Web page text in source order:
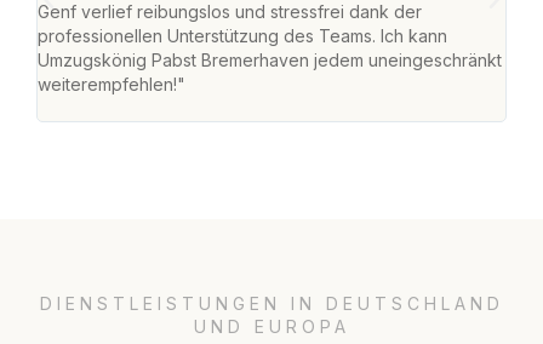
Genf verlief reibungslos und stressfrei dank der
professionellen Unterstützung des Teams. Ich kann
Umzugskönig Pabst Bremerhaven jedem uneingeschränkt
weiterempfehlen!"
DIENSTLEISTUNGEN IN DEUTSCHLAND
UND EUROPA